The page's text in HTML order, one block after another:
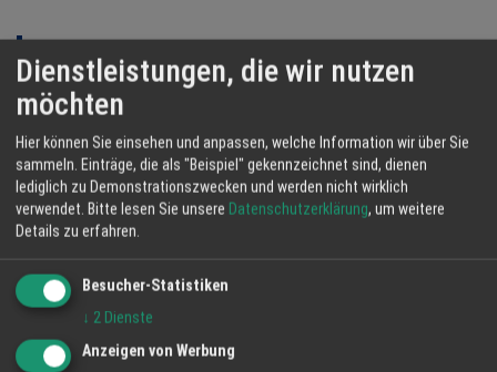
Jetzt bloß nicht krank werden!
Alter Führerschein in allen EU-Staaten gültig
Dienstleistungen, die wir nutzen
möchten
Hier können Sie einsehen und anpassen, welche Information wir über Sie
sammeln. Einträge, die als "Beispiel" gekennzeichnet sind, dienen
lediglich zu Demonstrationszwecken und werden nicht wirklich
verwendet. Bitte lesen Sie unsere Datenschutzerklärung, um weitere
Details zu erfahren.
Besucher-Statistiken
↓ 2 Dienste
Anzeigen von Werbung